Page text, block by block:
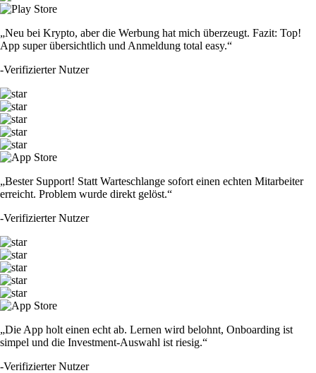
„Neu bei Krypto, aber die Werbung hat mich überzeugt. Fazit: Top!
App super übersichtlich und Anmeldung total easy.“
-Verifizierter Nutzer
„Bester Support! Statt Warteschlange sofort einen echten Mitarbeiter
erreicht. Problem wurde direkt gelöst.“
-Verifizierter Nutzer
„Die App holt einen echt ab. Lernen wird belohnt, Onboarding ist
simpel und die Investment-Auswahl ist riesig.“
-Verifizierter Nutzer